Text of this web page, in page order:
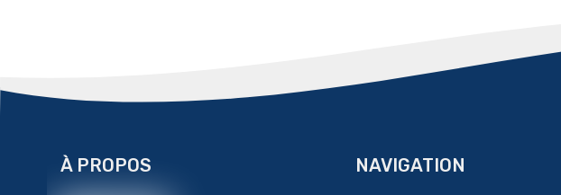
À PROPOS NAVIGATION